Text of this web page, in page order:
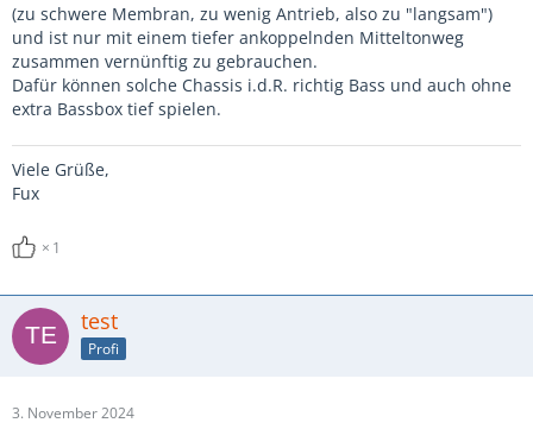
(zu schwere Membran, zu wenig Antrieb, also zu "langsam")
und ist nur mit einem tiefer ankoppelnden Mitteltonweg
zusammen vernünftig zu gebrauchen.
Dafür können solche Chassis i.d.R. richtig Bass und auch ohne
extra Bassbox tief spielen.
Viele Grüße,
Fux
1
test
Profi
3. November 2024